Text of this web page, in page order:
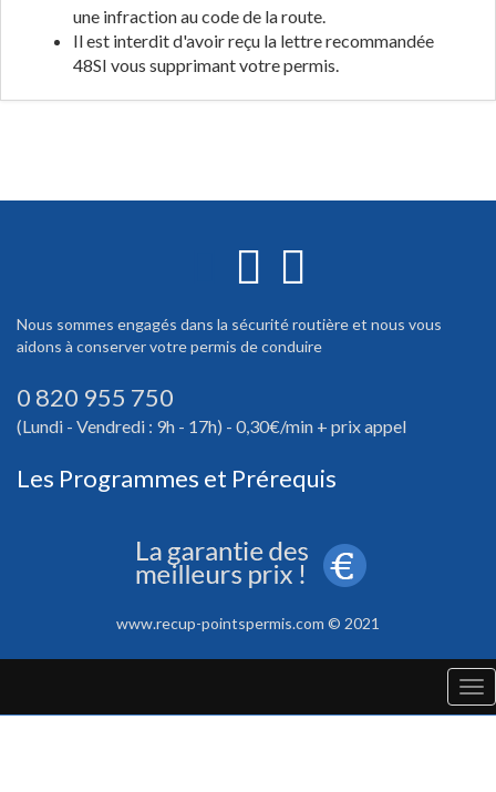
une infraction au code de la route.
Il est interdit d'avoir reçu la lettre recommandée
48SI vous supprimant votre permis.
Nous sommes engagés dans la sécurité routière et nous vous
aidons à conserver votre permis de conduire
0 820 955 750
(Lundi - Vendredi : 9h - 17h) - 0,30€/min + prix appel
Les Programmes et Prérequis
www.recup-pointspermis.com © 2021